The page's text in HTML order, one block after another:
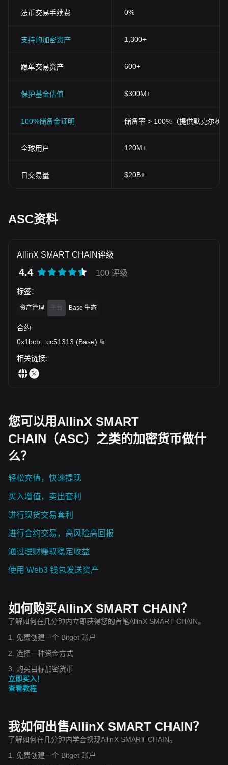
法币交易手续费 0%
支持的加密资产 1,300+
跟单交易资产 600+
保护基金估值 $300M+
100%储备金证明 储备率 > 100%（提供默克尔树
全球用户 120M+
日交易量 $20B+
ASC资料
AllinX SMART CHAIN评级
4.4 100 评级
标签：
资产管理 平台 Base 生态
合约:
0x1bcb
cc51313 (Base)
相关链接:
您可以用AllinX SMART
CHAIN（ASC）之类的加密货币做什
么？
轻松充值，快速提现
买入增值，卖出套利
进行现货交易套利
进行合约交易，高风险高回报
通过理财赚取稳定收益
使用 Web3 钱包发送资产
如何购买AllinX SMART CHAIN？
了解如何在几分钟内立即获得您的首笔AllinX SMART CHAIN。
1. 免费创建一个 Bitget 账户
2. 选择一种资金方式
3. 购买目标加密货币
立即买入！
查看教程
我如何出售AllinX SMART CHAIN？
了解如何在几分钟内学会换现AllinX SMART CHAIN。
1. 免费创建一个 Bitget 账户